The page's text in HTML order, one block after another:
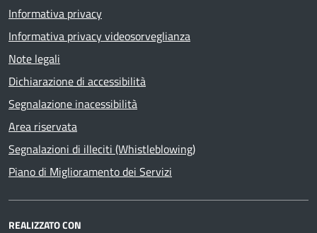
Informativa privacy
Informativa privacy videosorveglianza
Note legali
Dichiarazione di accessibilità
Segnalazione inacessibilità
Area riservata
Segnalazioni di illeciti (Whistleblowing)
Piano di Miglioramento dei Servizi
REALIZZATO CON